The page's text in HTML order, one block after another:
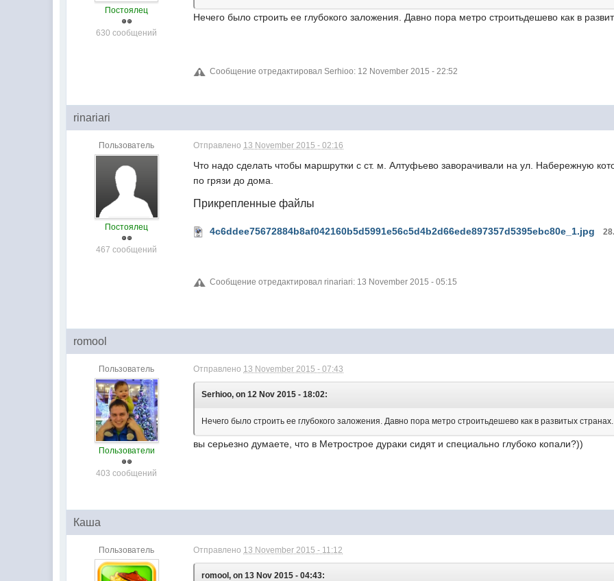
Постоялец
630 сообщений
Нечего было строить ее глубокого заложения. Давно пора метро строитьдешево как в
Сообщение отредактировал Serhioo: 12 November 2015 - 22:52
rinariari
Пользователь
Постоялец
467 сообщений
Отправлено 13 November 2015 - 02:16
Что надо сделать чтобы маршрутки с ст. м. Алтуфьево заворачивали на ул. Набережную
по грязи до дома.
Прикрепленные файлы
4c6ddee75672884b8af042160b5d5991e56c5d4b2d66ede897357d5395ebc80e_1.jpg
Сообщение отредактировал rinariari: 13 November 2015 - 05:15
romool
Пользователь
Пользователи
403 сообщений
Отправлено 13 November 2015 - 07:43
Serhioo, on 12 Nov 2015 - 18:02:
Нечего было строить ее глубокого заложения. Давно пора метро строитьдешево как в развитых странах.
вы серьезно думаете, что в Метрострое дураки сидят и специально глубоко копали?))
Каша
Пользователь Отправлено 13 November 2015 - 11:12
romool, on 13 Nov 2015 - 04:43: